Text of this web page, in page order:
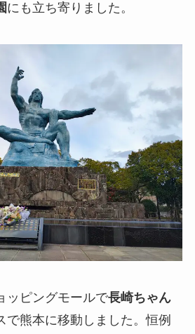
にも立ち寄りました。
ッピングモールで長崎ちゃん
で熊本に移動しました。恒例